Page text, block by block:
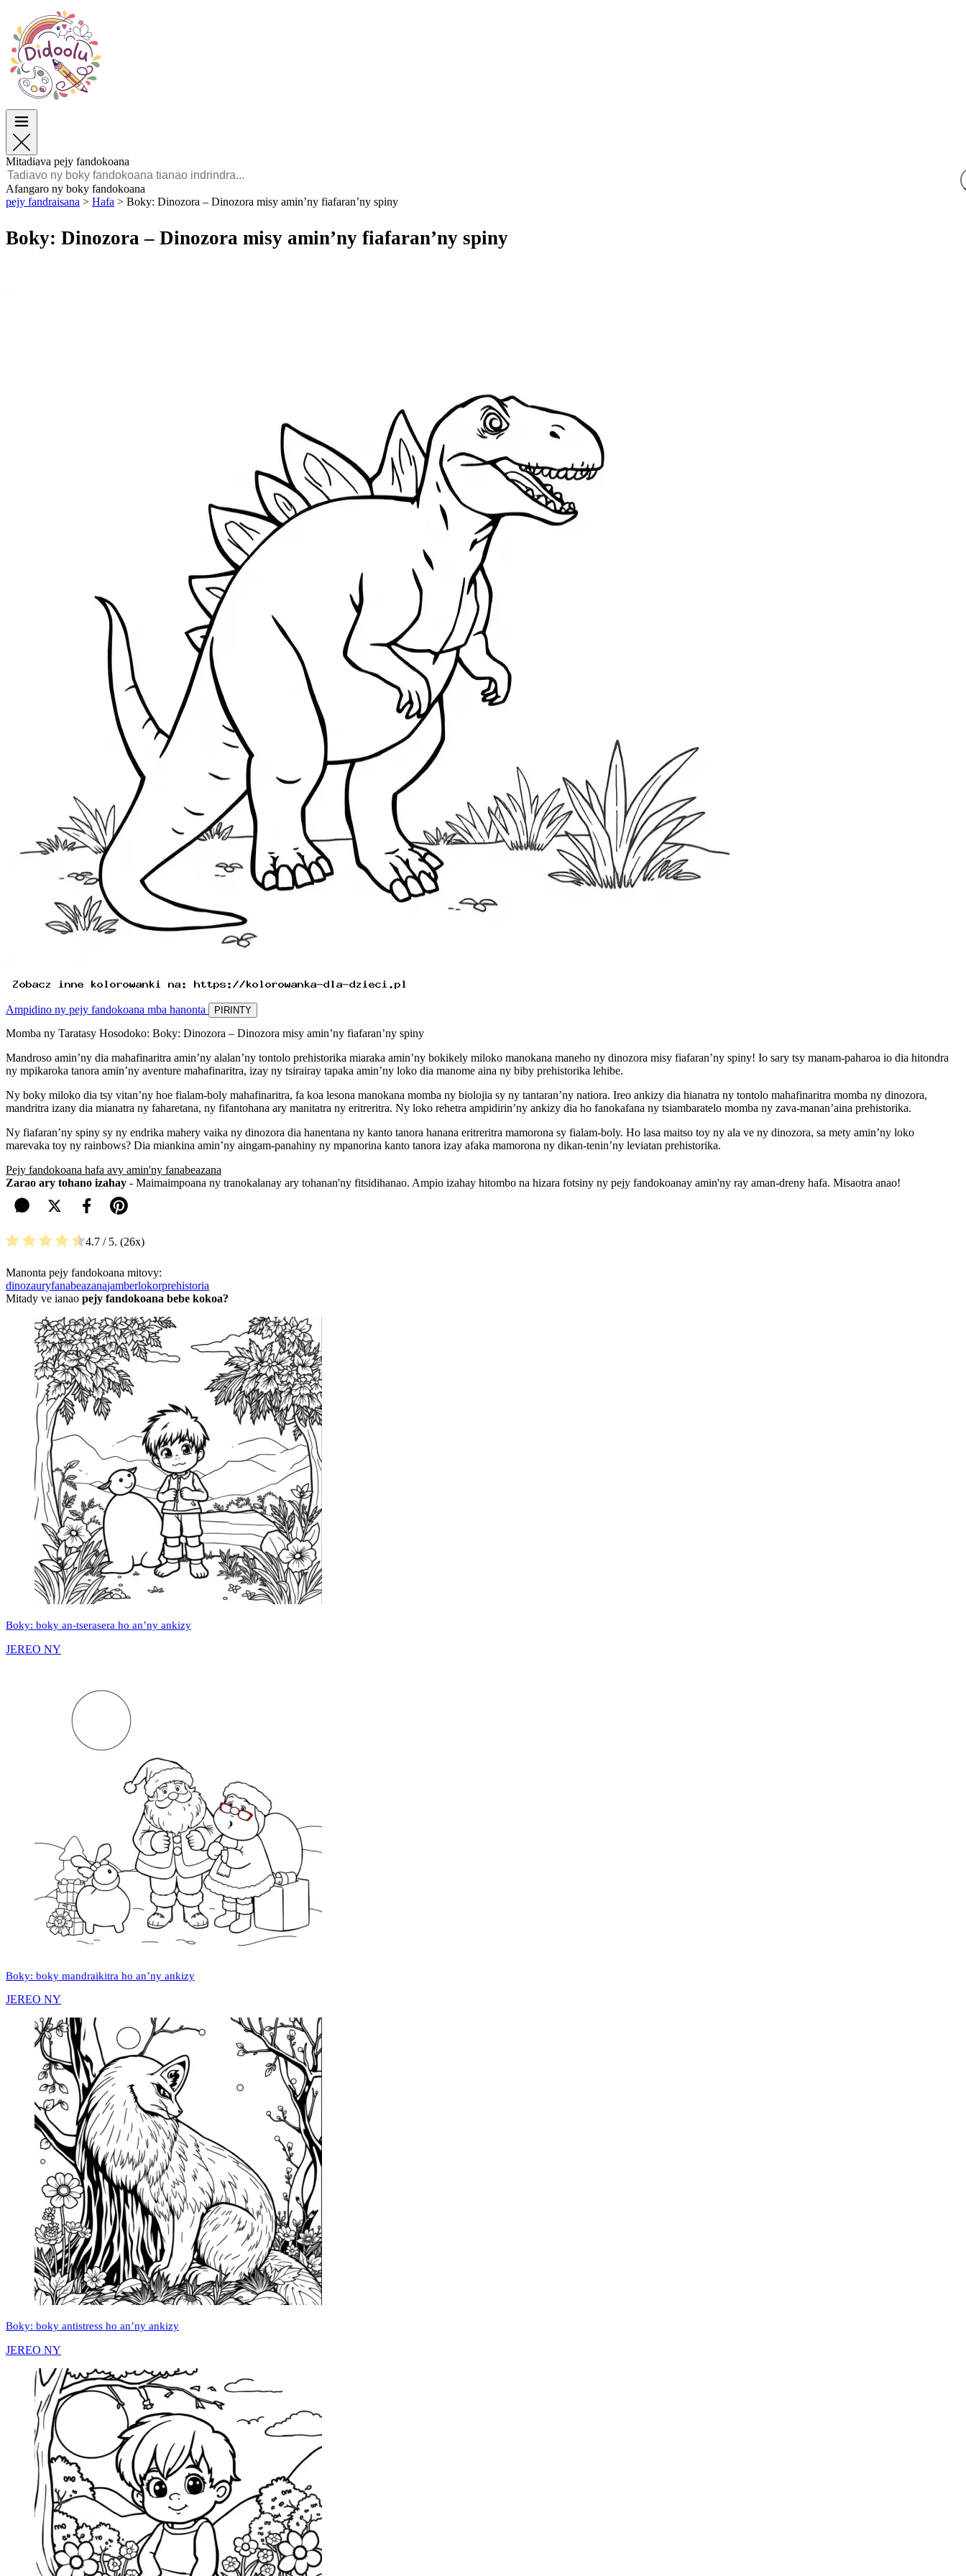
Paska
TOP Sokajy
Ho an’ny Zazalahy
Ho an’ny Zazavavy
Malagasy
POLSKI
FRANÇAIS
MALAGASY
Paska
TOP Sokajy
Ho an’ny Zazalahy
Ho an’ny Zazavavy
Mitadiava pejy fandokoana
Afangaro ny boky fandokoana
pejy fandraisana > Hafa > Boky: Dinozora – Dinozora misy amin’ny fiafaran’ny spiny
Boky: Dinozora – Dinozora misy amin’ny fiafaran’ny spiny
Ampidino ny pejy fandokoana mba hanonta PIRINTY
Momba ny Taratasy Hosodoko: Boky: Dinozora – Dinozora misy amin’ny fiafaran’ny spiny
Mandroso amin’ny dia mahafinaritra amin’ny alalan’ny tontolo prehistorika miaraka amin’ny bokikely miloko manokana maneho ny dinozora misy fiafaran’ny spiny! Io sary tsy manam-paharoa io dia hitondra
ny mpikaroka tanora amin’ny aventure mahafinaritra, izay ny tsirairay tapaka amin’ny loko dia manome aina ny biby prehistorika lehibe.
Ny boky miloko dia tsy vitan’ny hoe fialam-boly mahafinaritra, fa koa lesona manokana momba ny biolojia sy ny tantaran’ny natiora. Ireo ankizy dia hianatra ny tontolo mahafinaritra momba ny dinozora,
mandritra izany dia mianatra ny faharetana, ny fifantohana ary manitatra ny eritreritra. Ny loko rehetra ampidirin’ny ankizy dia ho fanokafana ny tsiambaratelo momba ny zava-manan’aina prehistorika.
Ny fiafaran’ny spiny sy ny endrika mahery vaika ny dinozora dia hanentana ny kanto tanora hanana eritreritra mamorona sy fialam-boly. Ho lasa maitso toy ny ala ve ny dinozora, sa mety amin’ny loko
marevaka toy ny rainbows? Dia miankina amin’ny aingam-panahiny ny mpanorina kanto tanora izay afaka mamorona ny dikan-tenin’ny leviatan prehistorika.
Pejy fandokoana hafa avy amin'ny fanabeazana
Zarao ary tohano izahay - Maimaimpoana ny tranokalanay ary tohanan'ny fitsidihanao. Ampio izahay hitombo na hizara fotsiny ny pejy fandokoanay amin'ny ray aman-dreny hafa. Misaotra anao!
4.7 / 5. 26
Manonta pejy fandokoana mitovy:
dinozauryfanabeazanajamberlokorprehistoria
Mitady ve ianao pejy fandokoana bebe kokoa?
Boky: boky an-tserasera ho an’ny ankizy
JEREO NY
Boky: boky mandraikitra ho an’ny ankizy
JEREO NY
Boky: boky antistress ho an’ny ankizy
JEREO NY